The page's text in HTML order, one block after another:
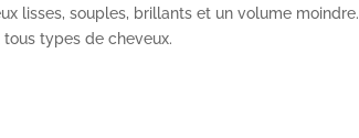
lisses, souples, brillants et un volume moindre.
types de cheveux.